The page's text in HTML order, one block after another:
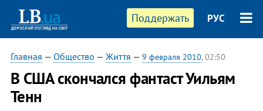
Поддержать РУС
Главная — Общество — Життя — 9 февраля 2010, 02:50
В США скончался фантаст Уильям
Тенн